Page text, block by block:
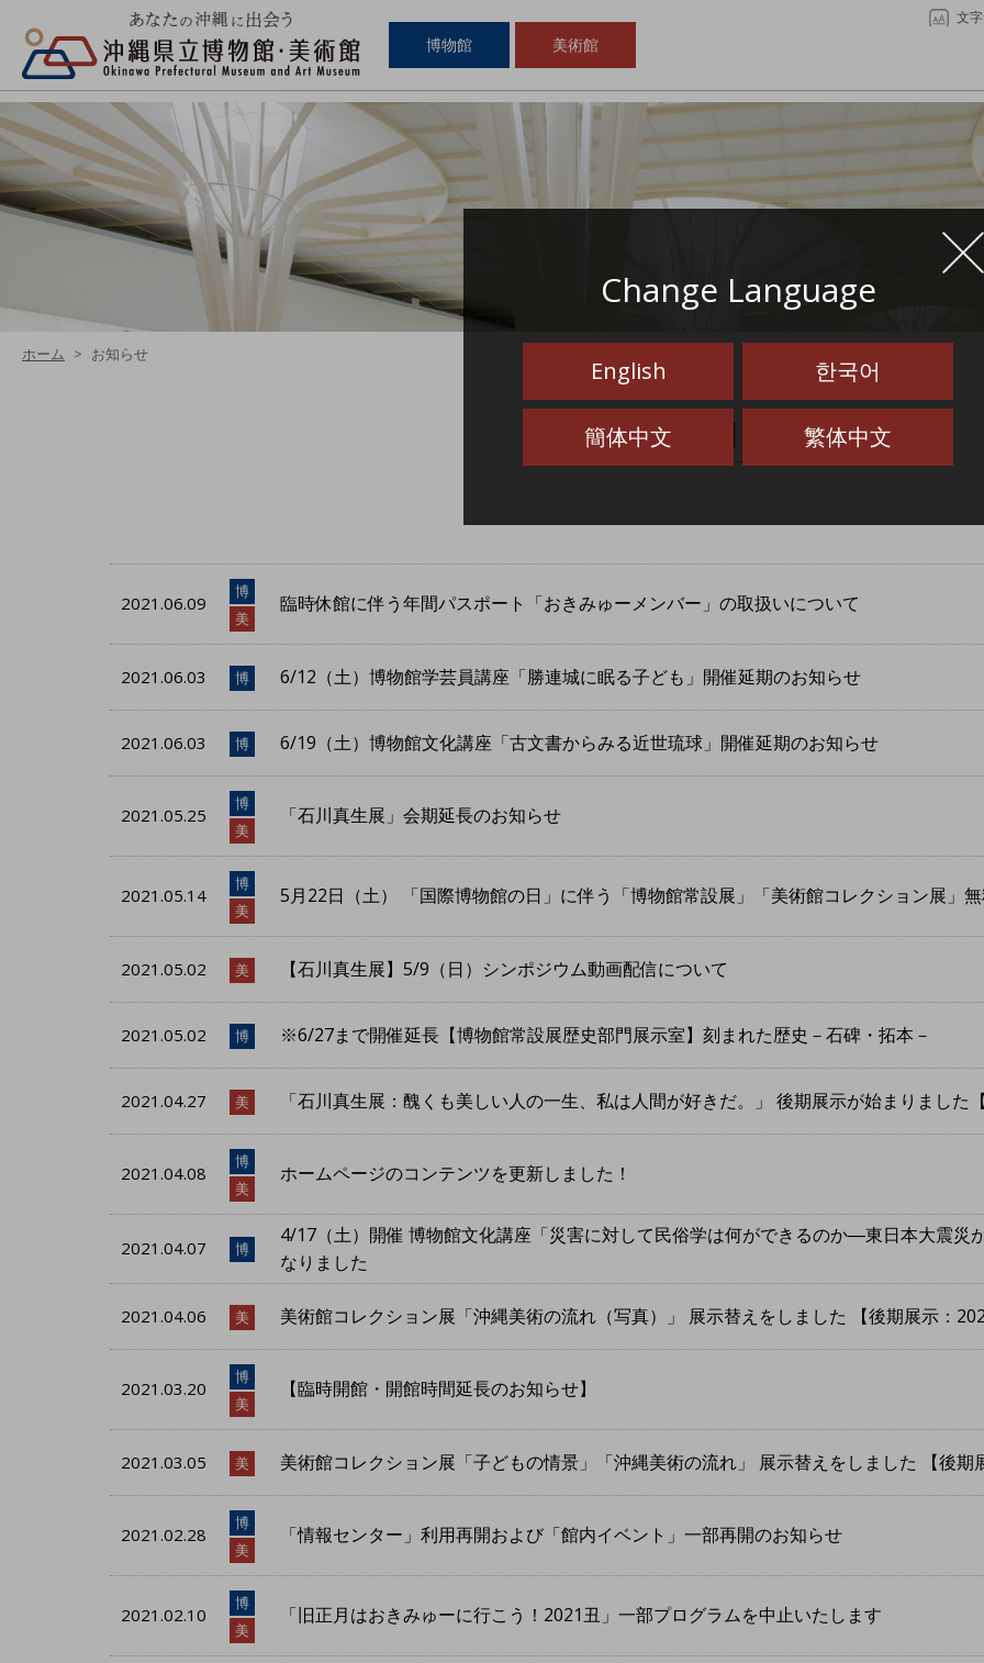
博物館 美術館
文
Change Language
English 한국어
簡体中文 繁体中文
ホーム お知らせ
お知らせ
2021.06.09
博
美
臨時休館に伴う年間パスポート「おきみゅーメンバー」の取扱いについて
2021.06.03 博 6/12（土）博物館学芸員講座「勝連城に眠る子ども」開催延期のお知らせ
2021.06.03 博 6/19（土）博物館文化講座「古文書からみる近世琉球」開催延期のお知らせ
2021.05.25
博
美
「石川真生展」会期延長のお知らせ
2021.05.14
博
美
5月22日（土） 「国際博物館の日」に伴う「博物館常設展」「美術館コレクション展」
2021.05.02 美 【石川真生展】5/9（日）シンポジウム動画配信について
2021.05.02 博 ※6/27まで開催延長【博物館常設展歴史部門展示室】刻まれた歴史－石碑・拓本－
2021.04.27 美 「石川真生展：醜くも美しい人の一生、私は人間が好きだ。」 後期展示が始まりました【
2021.04.08
博
美
ホームページのコンテンツを更新しました！
2021.04.07 博
4/17（土）開催 博物館文化講座「災害に対して民俗学は何ができるのか―東日本大震災
なりました
2021.04.06 美 美術館コレクション展「沖縄美術の流れ（写真）」 展示替えをしました 【後期展示：
2021.03.20
博
美
【臨時開館・開館時間延長のお知らせ】
2021.03.05 美 美術館コレクション展「子どもの情景」「沖縄美術の流れ」 展示替えをしました 【後期
2021.02.28
博
美
「情報センター」利用再開および「館内イベント」一部再開のお知らせ
2021.02.10
博
美
「旧正月はおきみゅーに行こう！2021丑」一部プログラムを中止いたします